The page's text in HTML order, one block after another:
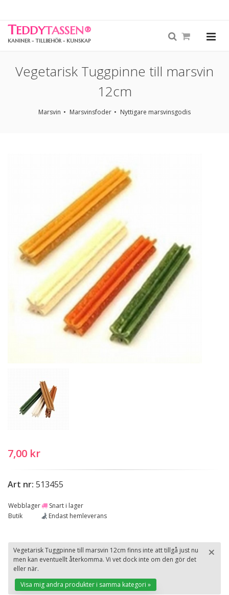
TEDDYTASSEN®
KANINER - TILLBEHÖR - KUNSKAP
Vegetarisk Tuggpinne till marsvin
12cm
Marsvin Marsvinsfoder Nyttigare marsvinsgodis
7,00 kr
Art nr: 513455
Webblager
Snart i lager
Butik
Endast hemleverans
×
Vegetarisk Tuggpinne till marsvin 12cm finns inte att tillgå just nu
men kan eventuellt återkomma. Vi vet dock inte om den gör det
eller när.
Visa mig andra produkter i samma kategori »